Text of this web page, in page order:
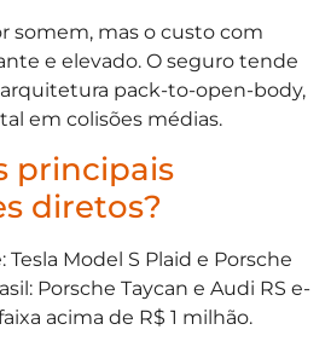
somem, mas o custo com
e elevado. O seguro tende
arquitetura pack-to-open-body,
em colisões médias.
principais
diretos?
Model S Plaid e Porsche
Porsche Taycan e Audi RS e-
acima de R$ 1 milhão.